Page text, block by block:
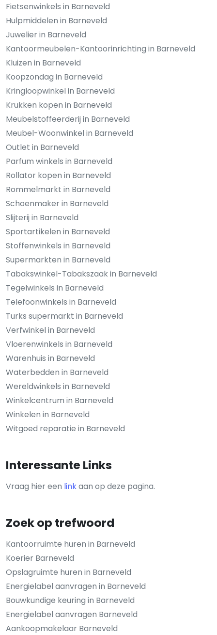
Fietsenwinkels in Barneveld
Hulpmiddelen in Barneveld
Juwelier in Barneveld
Kantoormeubelen-Kantoorinrichting in Barneveld
Kluizen in Barneveld
Koopzondag in Barneveld
Kringloopwinkel in Barneveld
Krukken kopen in Barneveld
Meubelstoffeerderij in Barneveld
Meubel-Woonwinkel in Barneveld
Outlet in Barneveld
Parfum winkels in Barneveld
Rollator kopen in Barneveld
Rommelmarkt in Barneveld
Schoenmaker in Barneveld
Slijterij in Barneveld
Sportartikelen in Barneveld
Stoffenwinkels in Barneveld
Supermarkten in Barneveld
Tabakswinkel-Tabakszaak in Barneveld
Tegelwinkels in Barneveld
Telefoonwinkels in Barneveld
Turks supermarkt in Barneveld
Verfwinkel in Barneveld
Vloerenwinkels in Barneveld
Warenhuis in Barneveld
Waterbedden in Barneveld
Wereldwinkels in Barneveld
Winkelcentrum in Barneveld
Winkelen in Barneveld
Witgoed reparatie in Barneveld
Interessante Links
Vraag hier een linkaan op deze pagina.
Zoek op trefwoord
Kantoorruimte huren in Barneveld
Koerier Barneveld
Opslagruimte huren in Barneveld
Energielabel aanvragen in Barneveld
Bouwkundige keuring in Barneveld
Energielabel aanvragen Barneveld
Aankoopmakelaar Barneveld